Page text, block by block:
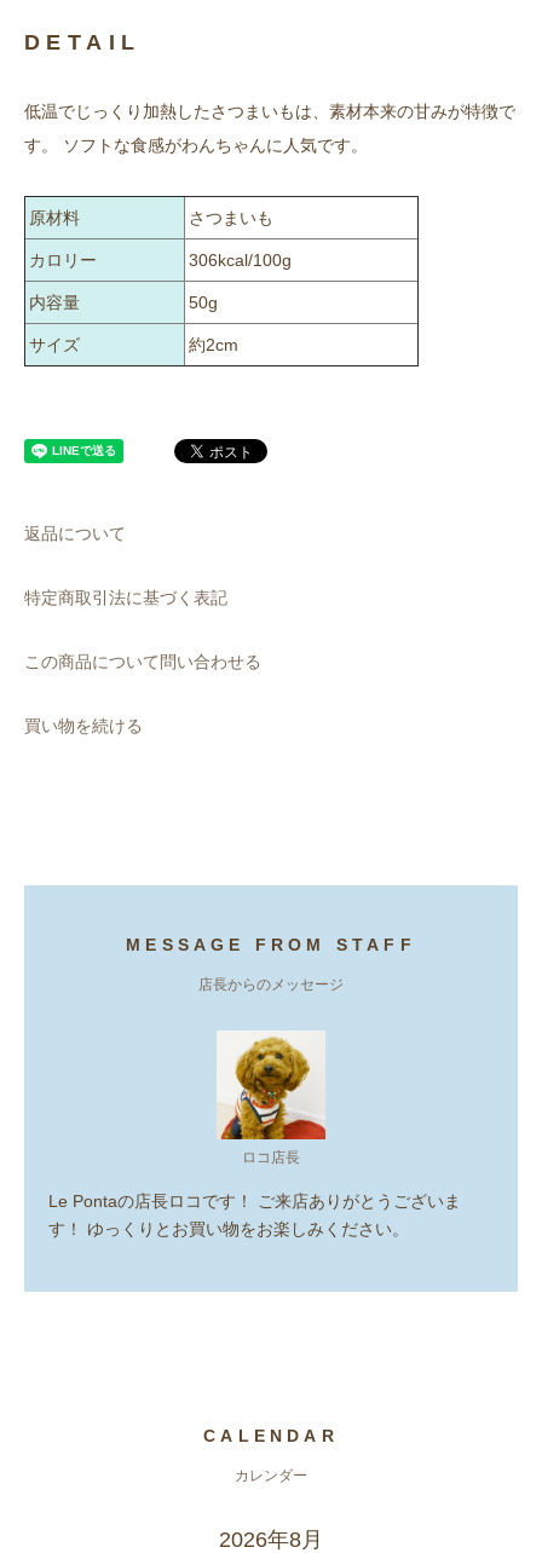
DETAIL
低温でじっくり加熱したさつまいもは、素材本来の甘みが特徴で
す。 ソフトな食感がわんちゃんに人気です。
原材料 さつまいも
カロリー 306kcal/100g
内容量 50g
サイズ 約2cm
返品について
特定商取引法に基づく表記
この商品について問い合わせる
買い物を続ける
MESSAGE FROM STAFF
店長からのメッセージ
ロコ店長
Le Pontaの店長ロコです！ ご来店ありがとうございま
す！ ゆっくりとお買い物をお楽しみください。
CALENDAR
カレンダー
2026年8月